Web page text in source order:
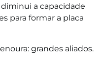
a capacidade
para formar a placa
grandes aliados.